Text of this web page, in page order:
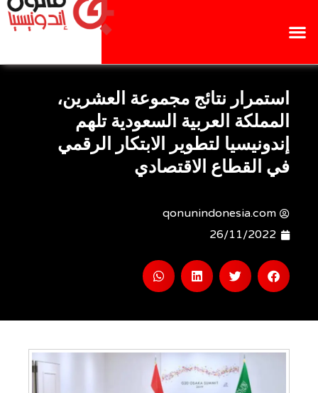
استمرار نتائج مجموعة العشرين،
المملكة العربية السعودية تلهم
إندونيسيا لتطوير الابتكار الرقمي
في القطاع الاقتصادي
qonunindonesia.com
26/11/2022